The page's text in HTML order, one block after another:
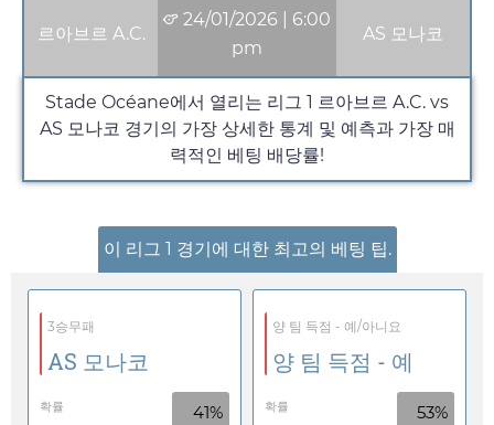
르아브르 A.C.
24/01/2026
6:00
pm
AS 모나코
Stade Océane에서 열리는 리그 1 르아브르 A.C. vs
AS 모나코 경기의 가장 상세한 통계 및 예측과 가장 매
력적인 베팅 배당률!
이 리그 1 경기에 대한 최고의 베팅 팁.
3승무패
AS 모나코
확률 41%
양 팀 득점 - 예/아니요
양 팀 득점 - 예
확률 53%